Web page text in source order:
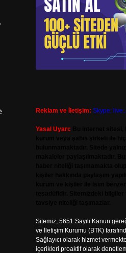
Reklam ve İletişim: Skype:
Yasal Uyarı:
Sitemiz, 5651 Sayılı Kanun
ve İletişim Kurumu (BTK)
Sağlayıcı olarak hizmet
içerikleri proaktif olarak